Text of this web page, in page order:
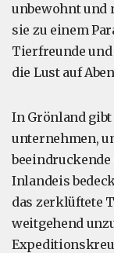
unbewohnt und
sie zu einem
Tierfreunde und
die Lust auf
In Grönland
unternehmen,
beeindruckende
Inlandeis
das zerklüftete
weitgehend